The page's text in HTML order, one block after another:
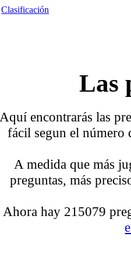
Clasificación
Las
Aquí encontrarás las
fácil segun el número
A medida que más
preguntas, más
Ahora hay 215079